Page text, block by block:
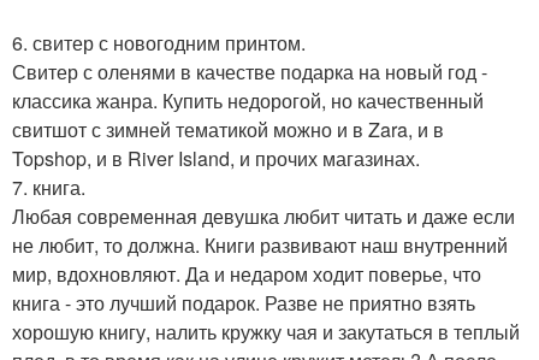
6. свитер с новогодним принтом.
Свитер с оленями в качестве подарка на новый год -
классика жанра. Купить недорогой, но качественный
свитшот с зимней тематикой можно и в Zara, и в
Topshop, и в River Island, и прочих магазинах.
7. книга.
Любая современная девушка любит читать и даже если
не любит, то должна. Книги развивают наш внутренний
мир, вдохновляют. Да и недаром ходит поверье, что
книга - это лучший подарок. Разве не приятно взять
хорошую книгу, налить кружку чая и закутаться в теплый